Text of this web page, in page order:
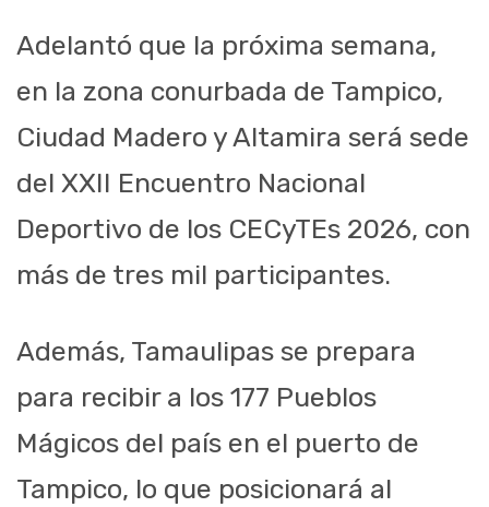
Adelantó que la próxima semana,
en la zona conurbada de Tampico,
Ciudad Madero y Altamira será sede
del XXII Encuentro Nacional
Deportivo de los CECyTEs 2026, con
más de tres mil participantes.
Además, Tamaulipas se prepara
para recibir a los 177 Pueblos
Mágicos del país en el puerto de
Tampico, lo que posicionará al